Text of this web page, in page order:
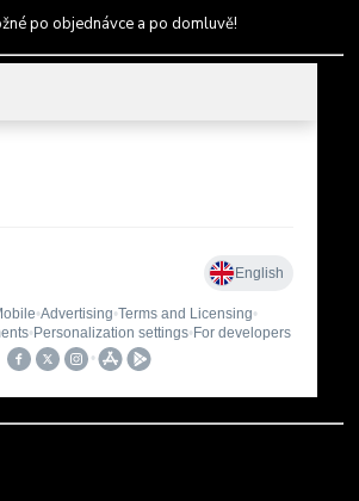
po objednávce a po domluvě!